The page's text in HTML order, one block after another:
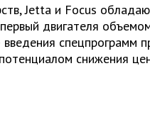
Jetta и Focus
двигателя
спецпрограмм
снижения